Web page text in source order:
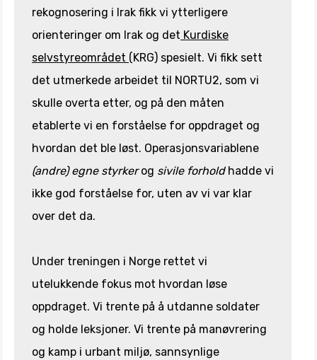
rekognosering i Irak fikk vi ytterligere
orienteringer om Irak og det Kurdiske
selvstyreområdet (KRG) spesielt. Vi fikk sett
det utmerkede arbeidet til NORTU2, som vi
skulle overta etter, og på den måten
etablerte vi en forståelse for oppdraget og
hvordan det ble løst. Operasjonsvariablene
(andre) egne styrkerog sivile forholdhadde vi
ikke god forståelse for, uten av vi var klar
over det da.
Under treningen i Norge rettet vi
utelukkende fokus mot hvordan løse
oppdraget. Vi trente på å utdanne soldater
og holde leksjoner. Vi trente på manøvrering
og kamp i urbant miljø, sannsynlige